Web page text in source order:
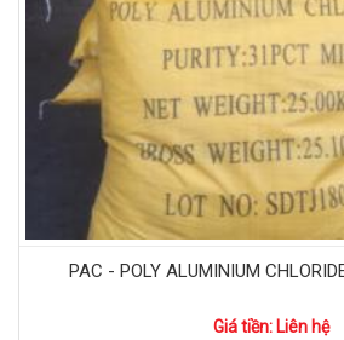
PAC - POLY ALUMINIUM
Giá tiền: Liên hệ